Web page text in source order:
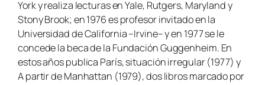
York y realiza lecturas en Yale, Rutgers, Maryland y
Stony Brook; en 1976 es profesor invitado en la
Universidad de California –Irvine– y en 1977 se le
concede la beca de la Fundación Guggenheim. En
estos años publica París, situación irregular (1977) y
A partir de Manhattan (1979), dos libros marcado por